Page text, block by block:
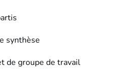
synthèse
de groupe de travail